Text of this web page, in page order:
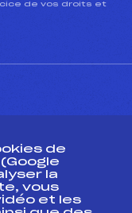
de vos droits et
de
la
vous
et les